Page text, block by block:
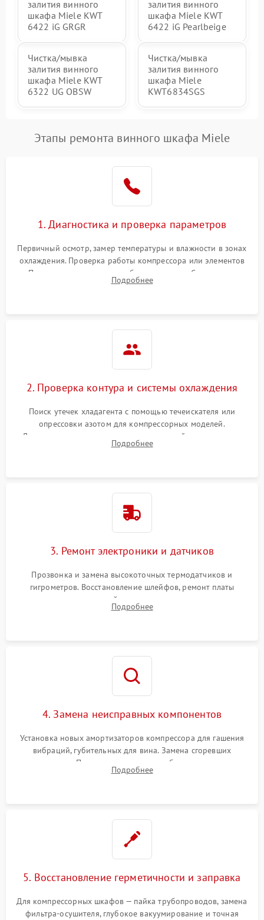
залития винного
шкафа Miele KWT
6422 iG GRGR
залития винного
шкафа Miele KWT
6422 iG Pearlbeige
Чистка/мывка
залития винного
шкафа Miele KWT
6322 UG OBSW
Чистка/мывка
залития винного
шкафа Miele
KWT6834SGS
Этапы ремонта винного шкафа Miele
1. Диагностика и проверка параметров
Первичный осмотр, замер температуры и влажности в зонах
охлаждения. Проверка работы компрессора или элементов
Пельтье, оценка уровня вибрации и шума. Считывание
ошибок с модуля управления.
Подробнее
2. Проверка контура и системы охлаждения
Поиск утечек хладагента с помощью течеискателя или
опрессовки азотом для компрессорных моделей.
Диагностика термоэлектрических модулей, радиаторов и
кулеров на предмет перегрева или выхода из строя.
Подробнее
3. Ремонт электроники и датчиков
Прозвонка и замена высокоточных термодатчиков и
гигрометров. Восстановление шлейфов, ремонт платы
управления, отвечающей за поддержание микроклимата.
Проверка систем защиты от УФ-излучения и подсветки.
Подробнее
4. Замена неисправных компонентов
Установка новых амортизаторов компрессора для гашения
вибраций, губительных для вина. Замена сгоревших
элементов Пельтье, вентиляторов обдува, угольных
фильтров или поврежденных уплотнителей дверцы.
Подробнее
5. Восстановление герметичности и заправка
Для компрессорных шкафов — пайка трубопроводов, замена
фильтра-осушителя, глубокое вакуумирование и точная